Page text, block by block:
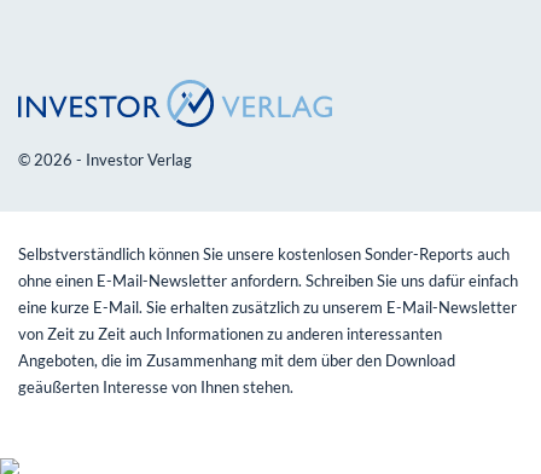
© 2026 - Investor Verlag
Selbstverständlich können Sie unsere kostenlosen Sonder-Reports auch
ohne einen E-Mail-Newsletter anfordern. Schreiben Sie uns dafür einfach
eine kurze E-Mail. Sie erhalten zusätzlich zu unserem E-Mail-Newsletter
von Zeit zu Zeit auch Informationen zu anderen interessanten
Angeboten, die im Zusammenhang mit dem über den Download
geäußerten Interesse von Ihnen stehen.